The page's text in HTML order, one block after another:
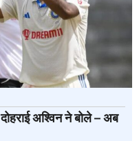
अश्विन ने बोले – अब